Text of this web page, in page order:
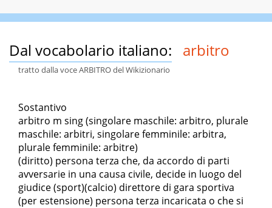
Dal vocabolario italiano: arbitro
tratto dalla voce ARBITRO del Wikizionario
Sostantivo
arbitro m sing (singolare maschile: arbitro, plurale
maschile: arbitri, singolare femminile: arbitra,
plurale femminile: arbitre)
(diritto) persona terza che, da accordo di parti
avversarie in una causa civile, decide in luogo del
giudice (sport)(calcio) direttore di gara sportiva
(per estensione) persona terza incaricata o che si